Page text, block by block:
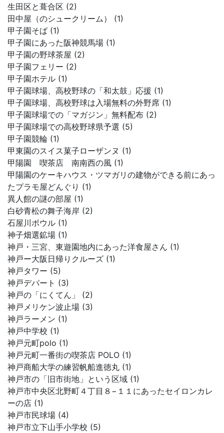
生田区と葺合区 (2)
田中屋（のシュークリーム） (1)
甲子園そば (1)
甲子園にあった阪神競馬場 (1)
甲子園の野球茶屋 (2)
甲子園フェリー (2)
甲子園ホテル (1)
甲子園球場、高校野球の「和太鼓」応援 (1)
甲子園球場、高校野球は入場無料の外野席 (1)
甲子園球場での「マガジン」無料配布 (2)
甲子園球場での高校野球県予選 (5)
甲子園競輪 (1)
甲東園のスイス菓子ローザンヌ (1)
甲陽園 喫茶店 南南西の風 (1)
甲陽園のケーキハウス・ツマガリの建物ができる前にあっ
たプラモ屋どんぐり (1)
異人館の謎の部屋 (1)
白砂青松の舞子海岸 (2)
石屋川ボウル (1)
神子畑選鉱場 (1)
神戸・三宮、東遊園地内にあった洋食屋さん (1)
神戸ー大阪日帰りクルーズ (1)
神戸タワー (5)
神戸デパート (3)
神戸の「にくてん」 (2)
神戸メリケン波止場 (3)
神戸ラーメン (1)
神戸中学校 (1)
神戸元町polo (1)
神戸元町一番街の喫茶店 POLO (1)
神戸商船大学の練習帆船進徳丸 (1)
神戸市の「旧市街地」という区域 (1)
神戸市中央区北野町４丁目８−１１にあったセイロンカレ
ーの店 (1)
神戸市民球場 (4)
神戸市立下山手小学校 (5)